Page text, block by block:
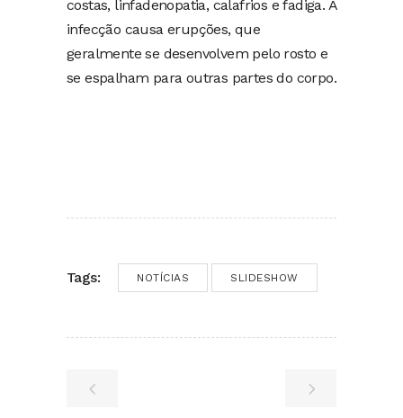
costas, linfadenopatia, calafrios e fadiga. A
infecção causa erupções, que
geralmente se desenvolvem pelo rosto e
se espalham para outras partes do corpo.
Tags: NOTÍCIAS SLIDESHOW